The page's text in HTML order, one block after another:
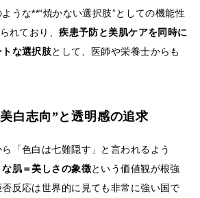
うな**“焼かない選択肢”としての機能性
れており、疾患予防と美肌ケアを同時に
な選択肢として、医師や栄養士からも
白志向”と透明感の追求
「色白は七難隠す」と言われるよう
肌＝美しさの象徴という価値観が根強
反応は世界的に見ても非常に強い国で